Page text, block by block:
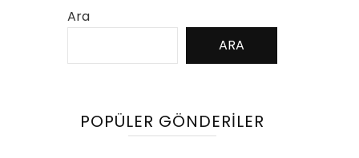
Ara
ARA
POPÜLER GÖNDERILER